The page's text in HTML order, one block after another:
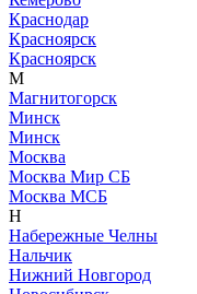
Краснодар
Красноярск
Красноярск
М
Магнитогорск
Минск
Минск
Москва
Москва Мир СБ
Москва МСБ
Н
Набережные Челны
Нальчик
Нижний Новгород